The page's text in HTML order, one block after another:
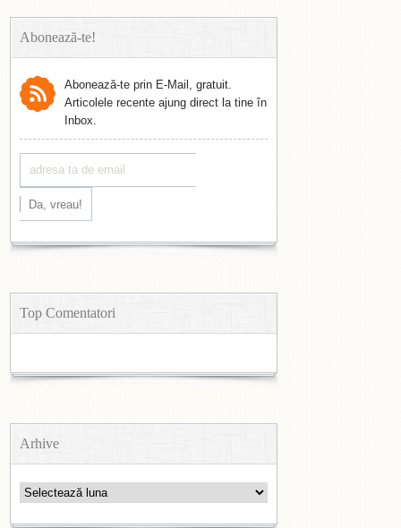
Abonează-te!
Abonează-te prin E-Mail, gratuit.
Articolele recente ajung direct la tine în
Inbox.
Top Comentatori
Arhive
Arhive